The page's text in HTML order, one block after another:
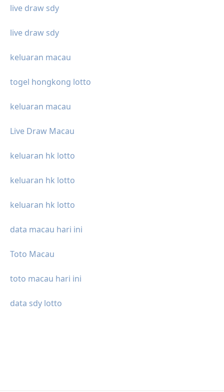
live draw sdy
live draw sdy
keluaran macau
togel hongkong lotto
keluaran macau
Live Draw Macau
keluaran hk lotto
keluaran hk lotto
keluaran hk lotto
data macau hari ini
Toto Macau
toto macau hari ini
data sdy lotto